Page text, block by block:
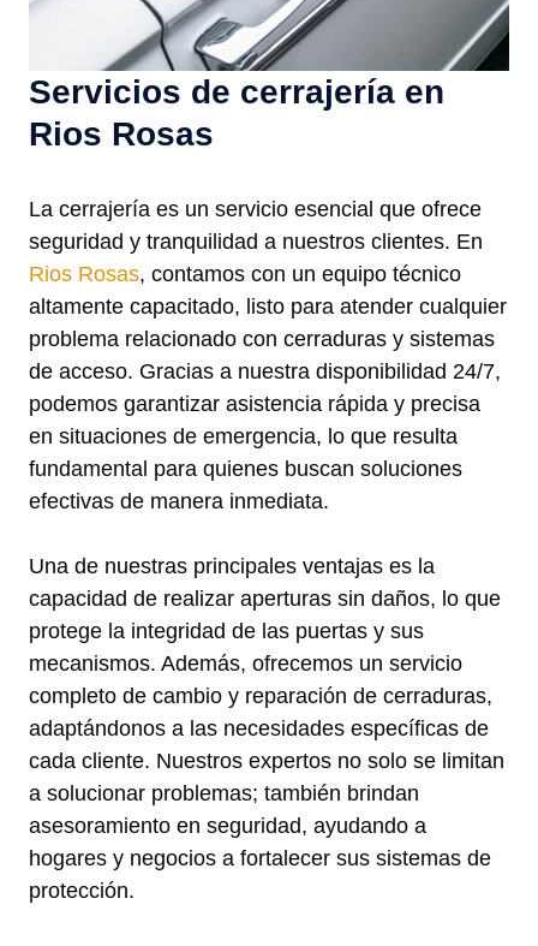
Servicios de cerrajería en
Rios Rosas
La cerrajería es un servicio esencial que ofrece
seguridad y tranquilidad a nuestros clientes. En
Rios Rosas, contamos con un equipo técnico
altamente capacitado, listo para atender cualquier
problema relacionado con cerraduras y sistemas
de acceso. Gracias a nuestra disponibilidad 24/7,
podemos garantizar asistencia rápida y precisa
en situaciones de emergencia, lo que resulta
fundamental para quienes buscan soluciones
efectivas de manera inmediata.
Una de nuestras principales ventajas es la
capacidad de realizar aperturas sin daños, lo que
protege la integridad de las puertas y sus
mecanismos. Además, ofrecemos un servicio
completo de cambio y reparación de cerraduras,
adaptándonos a las necesidades específicas de
cada cliente. Nuestros expertos no solo se limitan
a solucionar problemas; también brindan
asesoramiento en seguridad, ayudando a
hogares y negocios a fortalecer sus sistemas de
protección.